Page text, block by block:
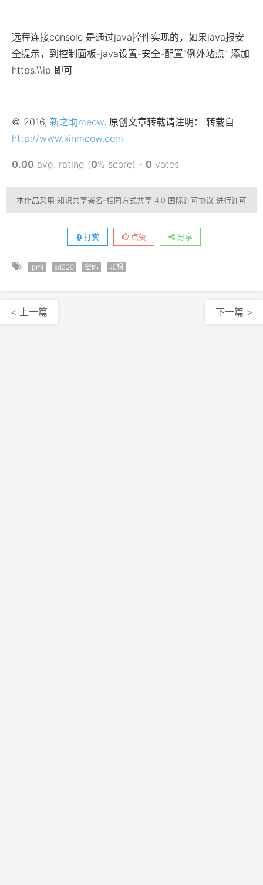
远程连接console 是通过java控件实现的，如果java报安
全提示，到控制面板-java设置-安全-配置“例外站点” 添加
https:\\ip 即可
© 2016, 新之助meow. 原创文章转载请注明： 转载自
http://www.xinmeow.com
0.00 avg. rating (0% score) - 0 votes
本作品采用 知识共享署名-相同方式共享 4.0 国际许可协议 进行许可
打赏 点赞 分享
ipmi sd220 密码 联想
< 上一篇 下一篇 >